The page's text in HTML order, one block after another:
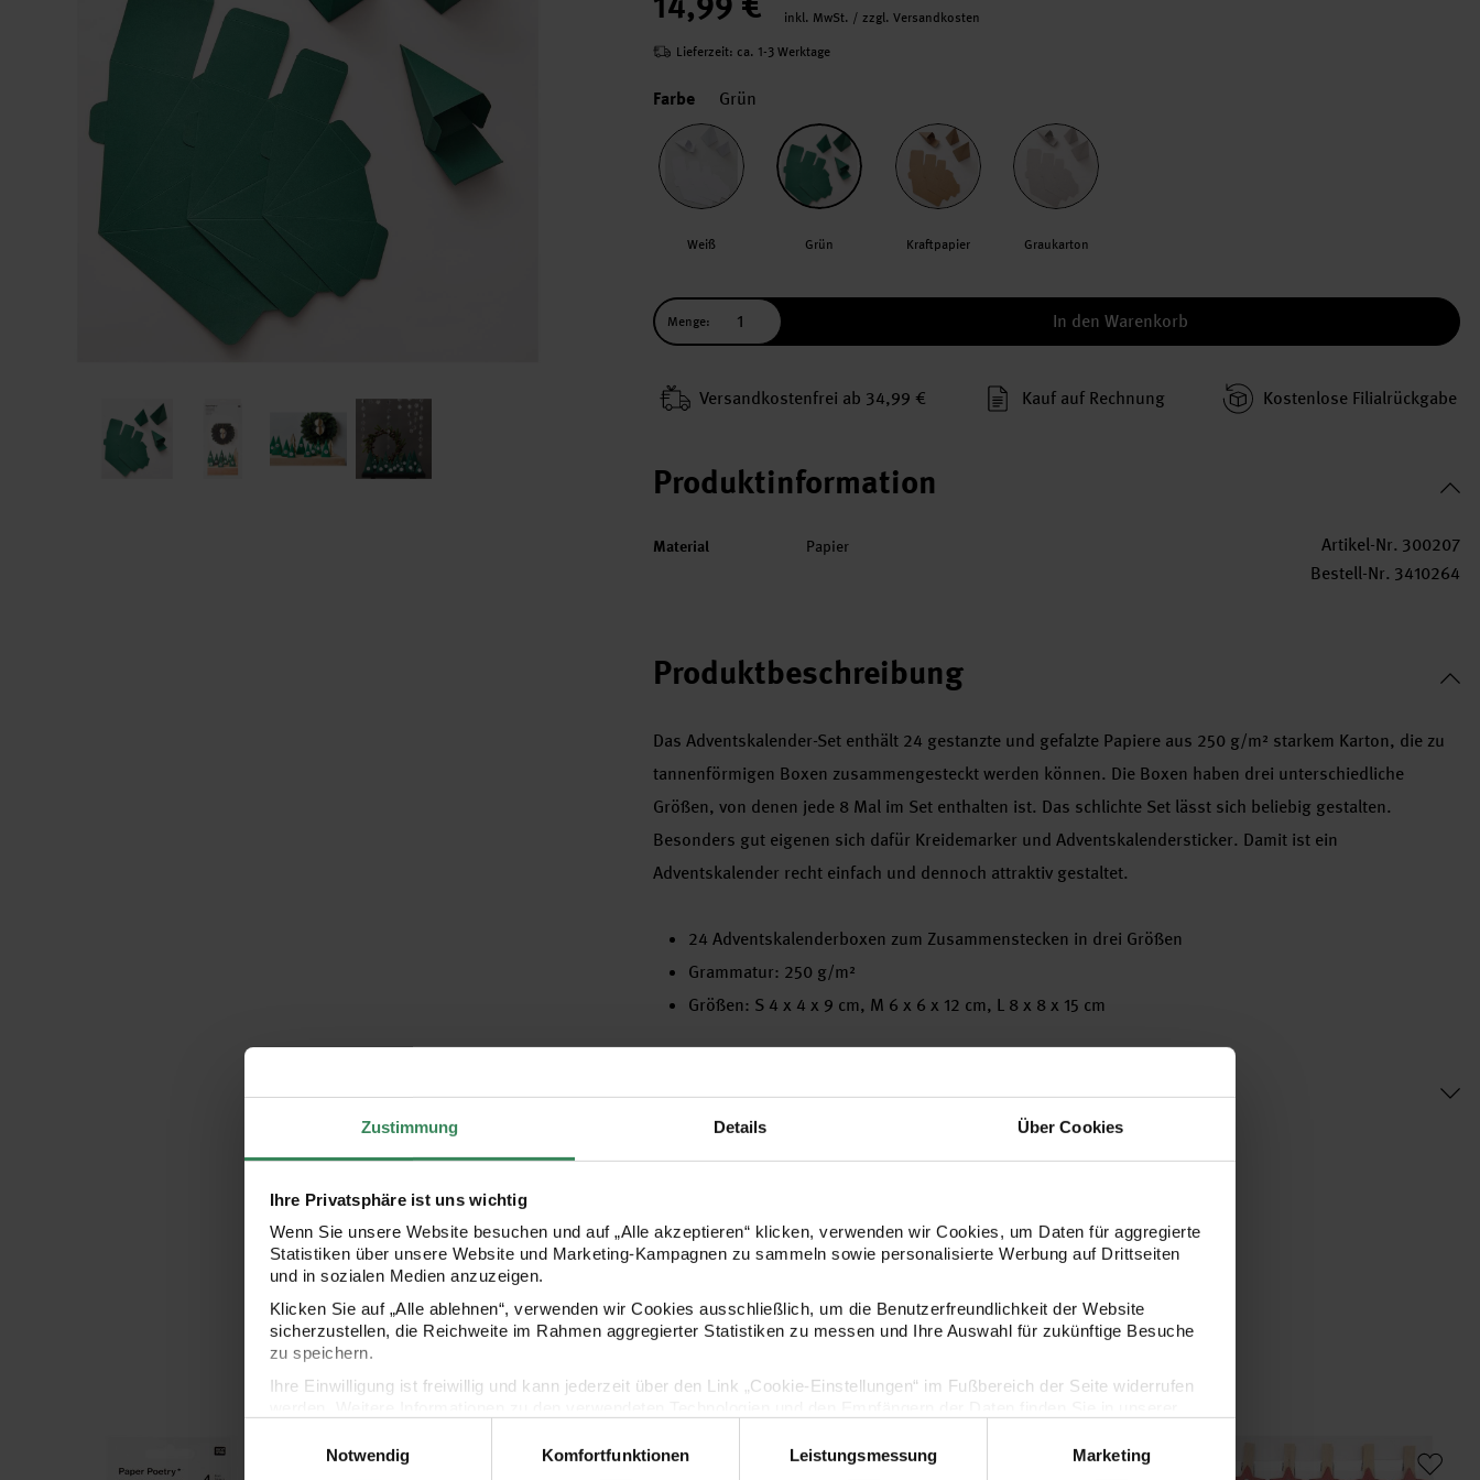
Zustimmung Details Über Cookies
Ihre Privatsphäre ist uns wichtig
Wenn Sie unsere Website besuchen und auf „Alle akzeptieren“ klicken, verwenden wir Cookies, um Daten für aggregierte
Statistiken über unsere Website und Marketing-Kampagnen zu sammeln sowie personalisierte Werbung auf Drittseiten
und in sozialen Medien anzuzeigen.
Klicken Sie auf „Alle ablehnen“, verwenden wir Cookies ausschließlich, um die Benutzerfreundlichkeit der Website
sicherzustellen, die Reichweite im Rahmen aggregierter Statistiken zu messen und Ihre Auswahl für zukünftige Besuche
zu speichern.
Ihre Einwilligung ist freiwillig und kann jederzeit über den Link „Cookie-Einstellungen“ im Fußbereich der Seite widerrufen
Impressum
Datenschutz Vertrag widerrufen
Notwendig
Komfortfunktionen Leistungsmessung Marketing
inkl. MwSt. / zzgl. Versandkosten
Lieferzeit: ca. 1-3 Werktage
Farbe Grün
Weiß Grün Kraftpapier Graukarton
Menge: In den Warenkorb
Versand­kosten­frei ab 34,99 € Kauf auf Rechnung Kosten­lose Filial­rückgabe
Produktinformation
Material Papier Artikel-Nr. 300207
Bestell-Nr. 3410264
Produktbeschreibung
Das Adventskalender-Set enthält 24 gestanzte und gefalzte Papiere aus 250 g/m² starkem Karton, die zu
tannenförmigen Boxen zusammengesteckt werden können. Die Boxen haben drei unterschiedliche
Größen, von denen jede 8 Mal im Set enthalten ist. Das schlichte Set lässt sich beliebig gestalten.
Besonders gut eigenen sich dafür Kreidemarker und Adventskalendersticker. Damit ist ein
Adventskalender recht einfach und dennoch attraktiv gestaltet.
24 Adventskalenderboxen zum Zusammenstecken in drei Größen
Grammatur: 250 g/m²
Größen: S 4 x 4 x 9 cm, M 6 x 6 x 12 cm, L 8 x 8 x 15 cm
Kaufempfehlung
24 Tüten inkl. Zubehör
Paper Poetry Adventskalender Sticker Zahlen 1-24Kreidestift Flüssigkreide 3mm Paper Poetry Adventskalenderanhänger 24 StückHolzsticker Adventskalender Sterne 1-24